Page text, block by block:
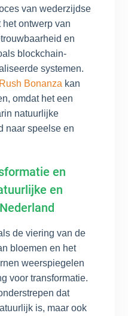
van wederzijdse
ontwerp van
en
blockchain-
systemen.
Bonanza kan
omdat het een
natuurlijke
naar speelse en
en
en
de viering van de
bloemen en het
weerspiegelen
voor transformatie.
dat
is, maar ook